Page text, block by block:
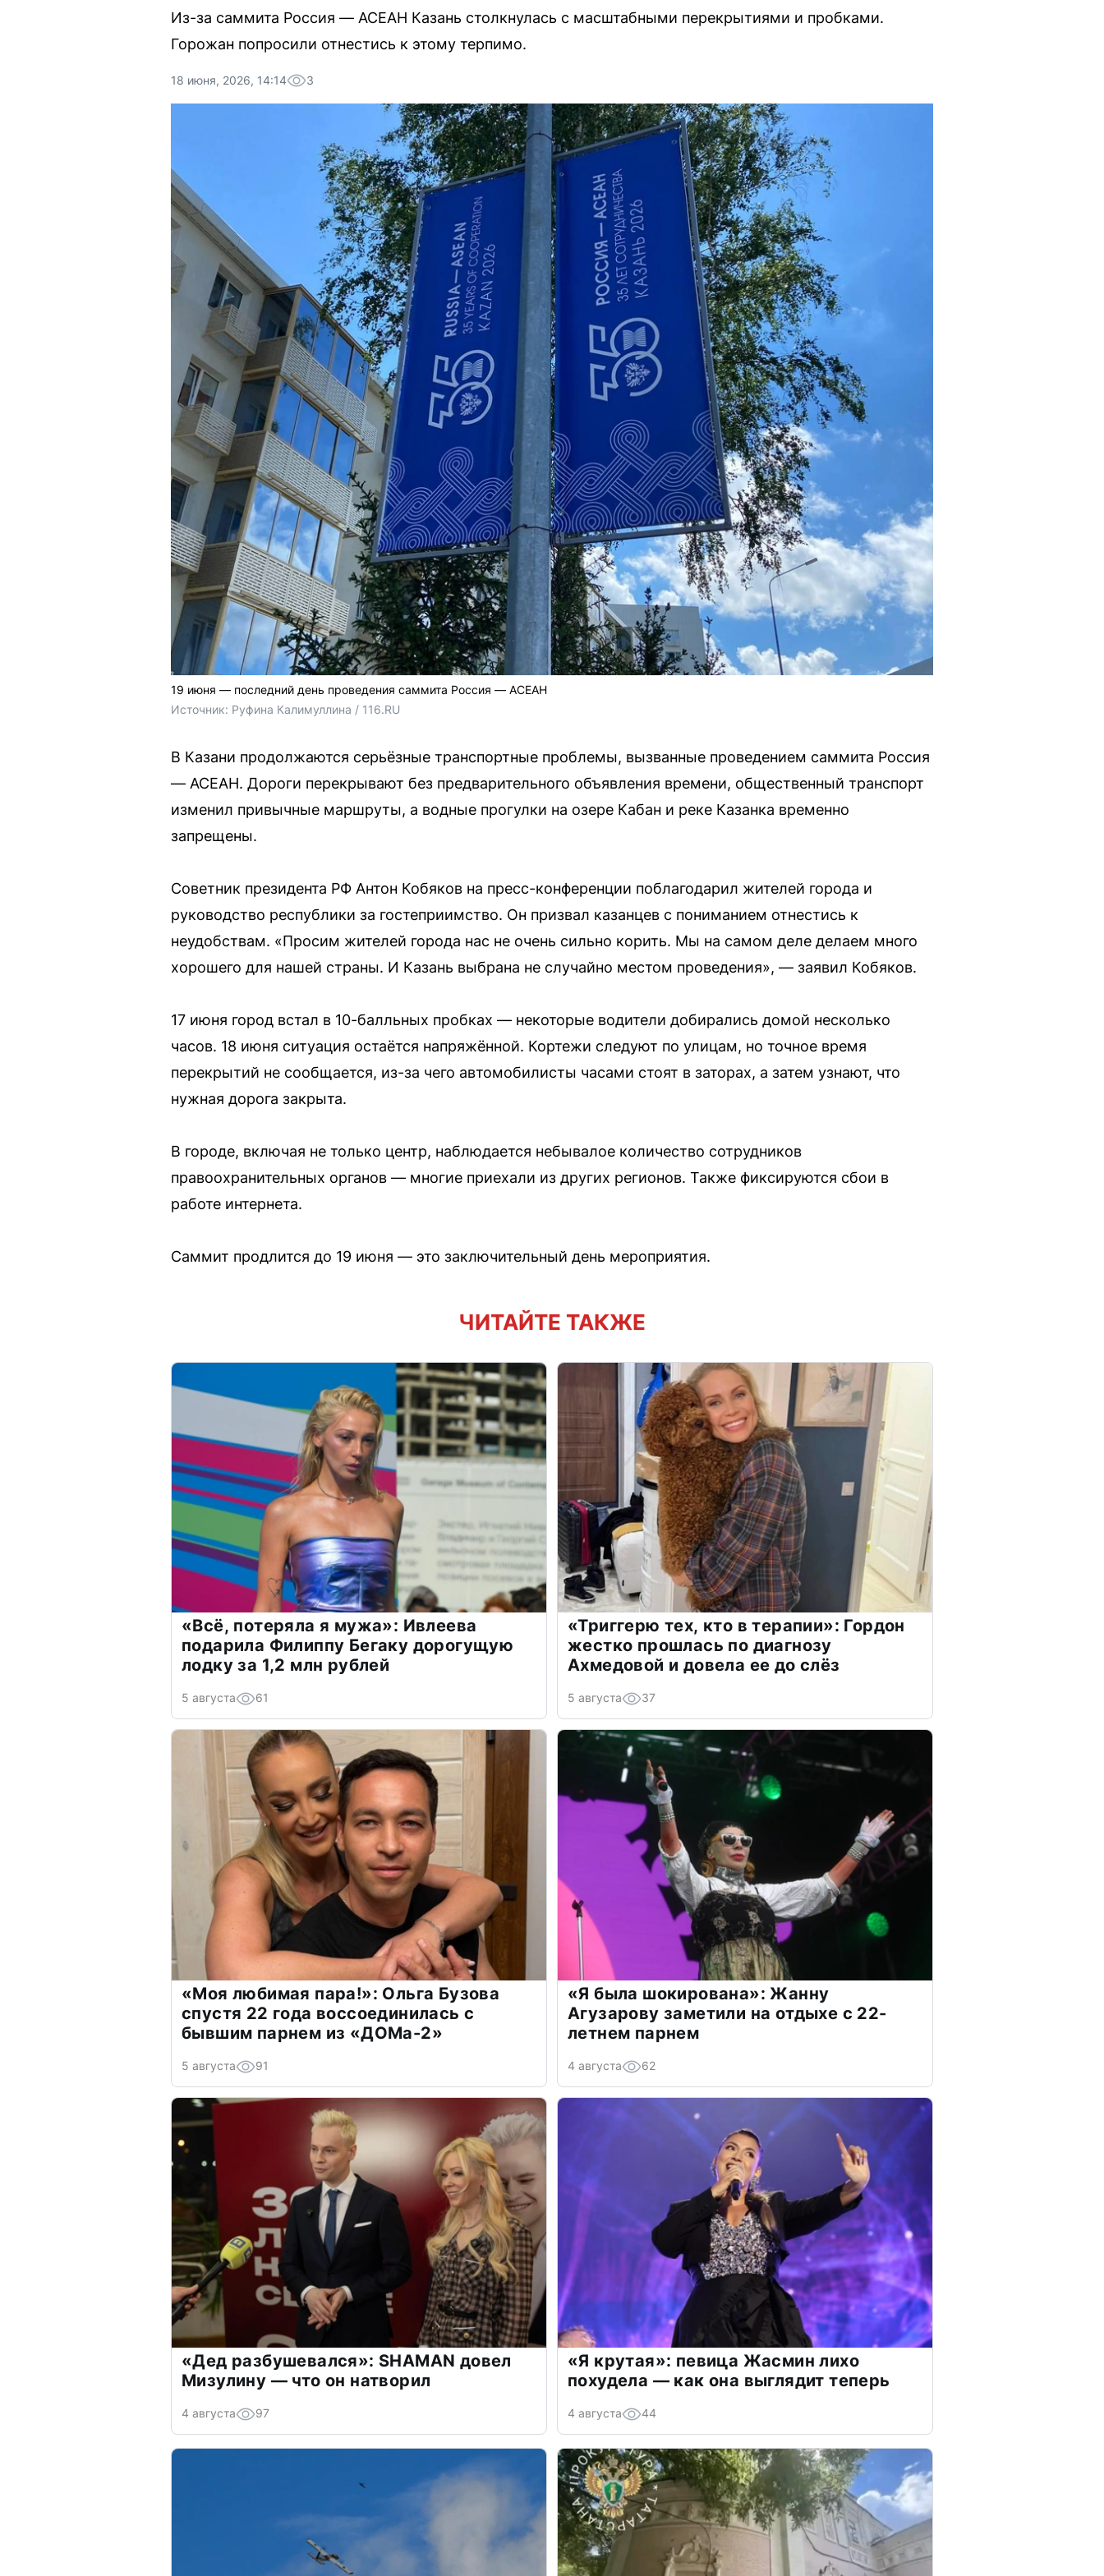
Из-за саммита Россия — АСЕАН Казань столкнулась с масштабными перекрытиями и пробками.
Горожан попросили отнестись к этому терпимо.
18 июня, 2026, 14:14 3
19 июня — последний день проведения саммита Россия — АСЕАН
Источник: Руфина Калимуллина / 116.RU
В Казани продолжаются серьёзные транспортные проблемы, вызванные проведением саммита Россия
— АСЕАН. Дороги перекрывают без предварительного объявления времени, общественный транспорт
изменил привычные маршруты, а водные прогулки на озере Кабан и реке Казанка временно
запрещены.
Советник президента РФ Антон Кобяков на пресс-конференции поблагодарил жителей города и
руководство республики за гостеприимство. Он призвал казанцев с пониманием отнестись к
неудобствам. «Просим жителей города нас не очень сильно корить. Мы на самом деле делаем много
хорошего для нашей страны. И Казань выбрана не случайно местом проведения», — заявил Кобяков.
17 июня город встал в 10-балльных пробках — некоторые водители добирались домой несколько
часов. 18 июня ситуация остаётся напряжённой. Кортежи следуют по улицам, но точное время
перекрытий не сообщается, из-за чего автомобилисты часами стоят в заторах, а затем узнают, что
нужная дорога закрыта.
В городе, включая не только центр, наблюдается небывалое количество сотрудников
правоохранительных органов — многие приехали из других регионов. Также фиксируются сбои в
работе интернета.
Саммит продлится до 19 июня — это заключительный день мероприятия.
ЧИТАЙТЕ ТАКЖЕ
«Всё, потеряла я мужа»: Ивлеева
подарила Филиппу Бегаку дорогущую
лодку за 1,2 млн рублей
5 августа 61
«Триггерю тех, кто в терапии»: Гордон
жестко прошлась по диагнозу
Ахмедовой и довела ее до слёз
5 августа 37
«Моя любимая пара!»: Ольга Бузова
спустя 22 года воссоединилась с
бывшим парнем из «ДОМа-2»
5 августа 91
«Я была шокирована»: Жанну
Агузарову заметили на отдыхе с 22-
летнем парнем
4 августа 62
«Дед разбушевался»: SHAMAN довел
Мизулину — что он натворил
4 августа 97
«Я крутая»: певица Жасмин лихо
похудела — как она выглядит теперь
4 августа 44